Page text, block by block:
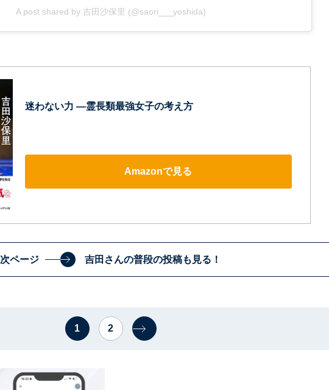
A post shared by 吉田沙保里 (@saori___yoshida)
迷わない力 ―霊長類最強女子の考え方
Amazonで見る
次ページ 吉田さんの普段の投稿も見る！
1 2